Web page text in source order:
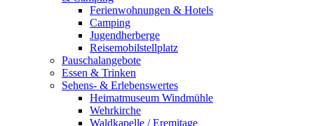
Ferienwohnungen & Hotels
Camping
Jugendherberge
Reisemobilstellplatz
Pauschalangebote
Essen & Trinken
Sehens- & Erlebenswertes
Heimatmuseum Windmühle
Wehrkirche
Waldkapelle / Eremitage